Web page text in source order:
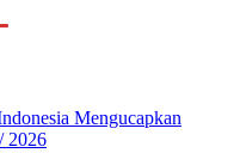
Mengucapkan
2026